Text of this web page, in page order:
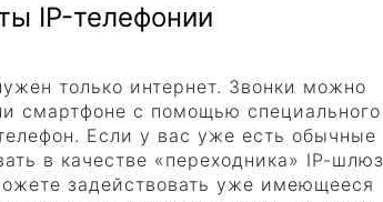
IP-телефонии
только интернет. Звонки можно
смартфоне с помощью специального
Если у вас уже есть обычные
в качестве «переходника» IP-
задействовать уже имеющееся